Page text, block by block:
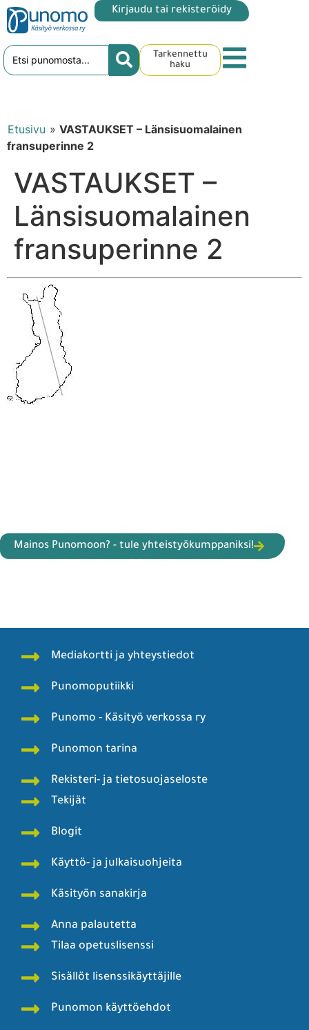
Kirjaudu tai rekisteröidy
Tarkennettu
haku
Etusivu » VASTAUKSET – Länsisuomalainen
fransuperinne 2
VASTAUKSET –
Länsisuomalainen
fransuperinne 2
Mainos Punomoon? - tule yhteistyökumppaniksi!
Mediakortti ja yhteystiedot
Punomoputiikki
Punomo - Käsityö verkossa ry
Punomon tarina
Rekisteri- ja tietosuojaseloste
Tekijät
Blogit
Käyttö- ja julkaisuohjeita
Käsityön sanakirja
Anna palautetta
Tilaa opetuslisenssi
Sisällöt lisenssikäyttäjille
Punomon käyttöehdot